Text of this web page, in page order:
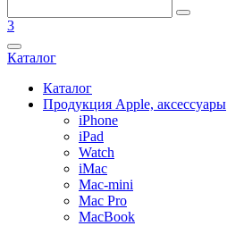
3
Каталог
Каталог
Продукция Apple, аксессуары
iPhone
iPad
Watch
iMac
Mac-mini
Mac Pro
MacBook